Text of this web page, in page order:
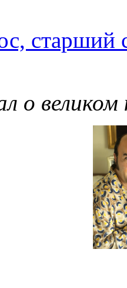
старший
о великом